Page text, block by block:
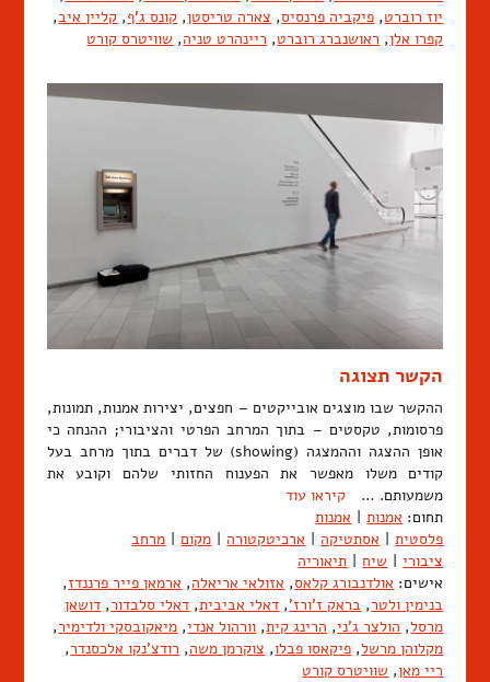
יוז רוברט, פיקביה פרנסיס, צארה טריסטן, קונס ג'ף, קליין איב,
קפרו אלן, ראושנברג רוברט, ריינהרט טניה, שוויטרס קורט
הקשר תצוגה
ההקשר שבו מוצגים אובייקטים – חפצים, יצירות אמנות, תמונות,
פרסומות, טקסטים – בתוך המרחב הפרטי והציבורי; ההנחה כי
אופן ההצגה וההמצגה (showing) של דברים בתוך מרחב בעל
קודים משלו מאפשר את הפענוח החזותי שלהם וקובע את
משמעותם. … קיראו עוד
תחום: אמנות | אמנות
פלסטית | אסתטיקה | ארכיטקטורה | מקום | מרחב
ציבורי | שיח | תיאוריה
אישים: אולדנבורג קלאס, אזולאי אריאלה, ארמאן פייר פרננדז,
בנימין ולטר, בראק ז'ורז', דאלי אביבית, דאלי סלבדור, דושאן
מרסל, הולצר ג'ני, הרינג קית, וורהול אנדי, מיאקובסקי ולדימיר,
מקלוהן מרשל, פיקאסו פבלו, צוקרמן משה, רודצ'נקו אלכסנדר,
ריי מאן, שוויטרס קורט